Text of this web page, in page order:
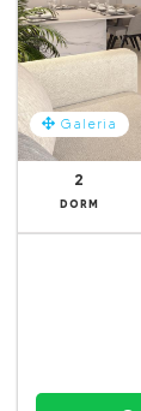
Galeria
2
DORM